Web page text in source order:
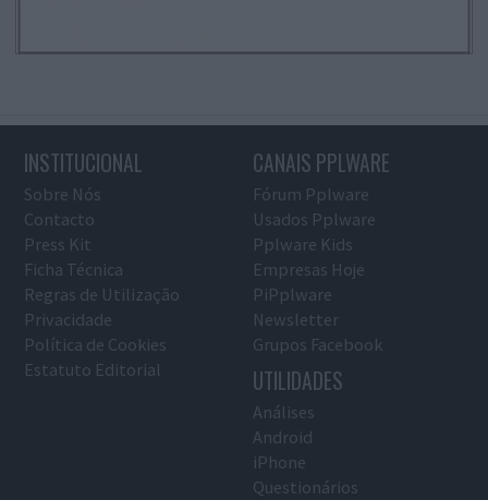
INSTITUCIONAL
Sobre Nós
Contacto
Press Kit
Ficha Técnica
Regras de Utilização
Privacidade
Política de Cookies
Estatuto Editorial
CANAIS PPLWARE
Fórum Pplware
Usados Pplware
Pplware Kids
Empresas Hoje
PiPplware
Newsletter
Grupos Facebook
UTILIDADES
Análises
Android
iPhone
Questionários